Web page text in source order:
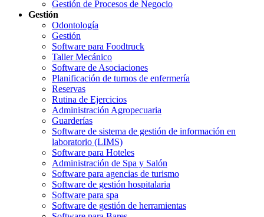
Gestión de Procesos de Negocio
Gestión
Odontología
Gestión
Software para Foodtruck
Taller Mecánico
Software de Asociaciones
Planificación de turnos de enfermería
Reservas
Rutina de Ejercicios
Administración Agropecuaria
Guarderías
Software de sistema de gestión de información en
laboratorio (LIMS)
Software para Hoteles
Administración de Spa y Salón
Software para agencias de turismo
Software de gestión hospitalaria
Software para spa
Software de gestión de herramientas